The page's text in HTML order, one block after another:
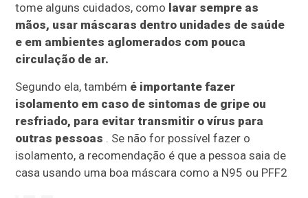
tome alguns cuidados, como lavar sempre as
mãos, usar máscaras dentro unidades de saúde
e em ambientes aglomerados com pouca
circulação de ar.
Segundo ela, também é importante fazer
isolamento em caso de sintomas de gripe ou
resfriado, para evitar transmitir o vírus para
outras pessoas . Se não for possível fazer o
isolamento, a recomendação é que a pessoa saia de
casa usando uma boa máscara como a N95 ou PFF2